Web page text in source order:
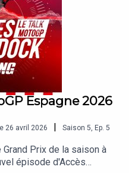
Espagne 2026
26 avril 2026 | Saison 5, Ep. 5
Prix de la saison à
épisode d'Accès